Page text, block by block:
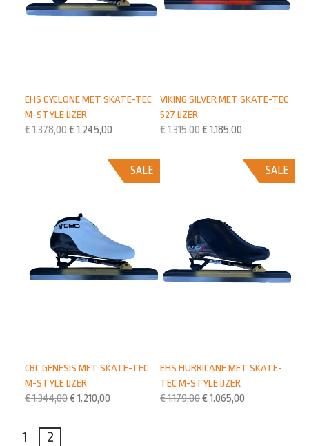
VIKING SILVER MET SKATE-TEC
527 IJZER
€1.315,00€ 1.185,00
EHS CYCLONE MET SKATE-TEC
M-STYLE IJZER
€1.378,00€ 1.245,00
SALE
EHS HURRICANE MET SKATE-
TEC M-STYLE IJZER
€1.179,00€ 1.065,00
SALE
CBC GENESIS MET SKATE-TEC
M-STYLE IJZER
€1.344,00€ 1.210,00
1 2